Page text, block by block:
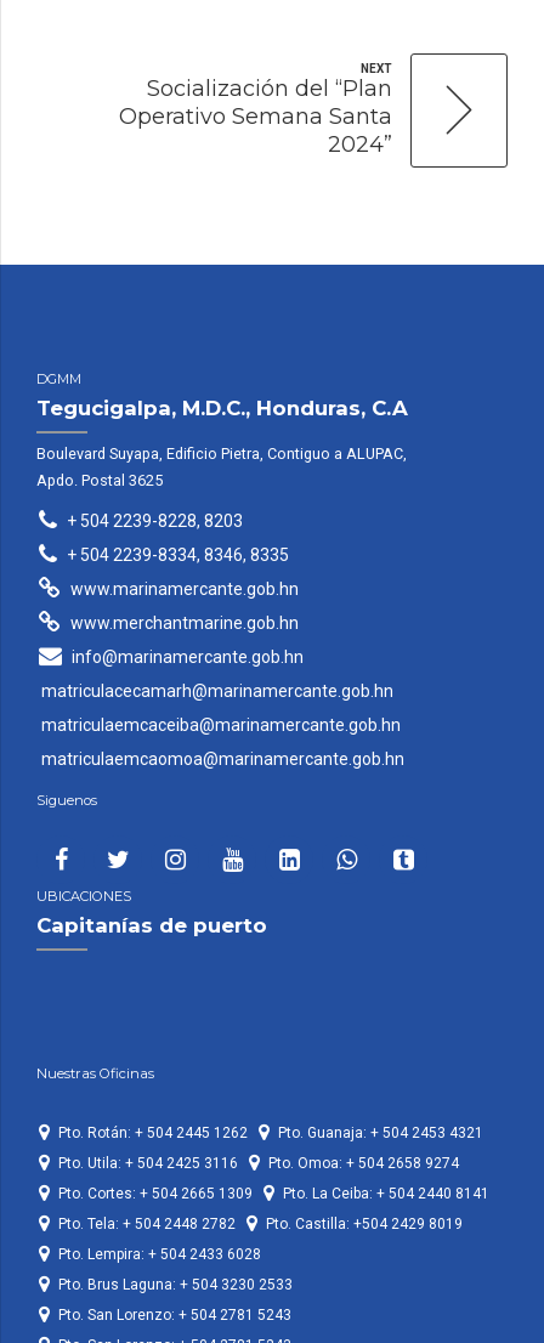
NEXT
Socialización del “Plan
Operativo Semana Santa
2024”
DGMM
Tegucigalpa, M.D.C., Honduras, C.A
Boulevard Suyapa, Edificio Pietra, Contiguo a ALUPAC,
Apdo. Postal 3625
+ 504 2239-8228, 8203
+ 504 2239-8334, 8346, 8335
www.marinamercante.gob.hn
www.merchantmarine.gob.hn
info@marinamercante.gob.hn
matriculacecamarh@marinamercante.gob.hn
matriculaemcaceiba@marinamercante.gob.hn
matriculaemcaomoa@marinamercante.gob.hn
Siguenos
UBICACIONES
Capitanías de puerto
Nuestras Oficinas
Pto. Rotán: + 504 2445 1262
Pto. Guanaja: + 504 2453 4321
Pto. Utila: + 504 2425 3116
Pto. Omoa: + 504 2658 9274
Pto. Cortes: + 504 2665 1309
Pto. La Ceiba: + 504 2440 8141
Pto. Tela: + 504 2448 2782
Pto. Castilla: +504 2429 8019
Pto. Lempira: + 504 2433 6028
Pto. Brus Laguna: + 504 3230 2533
Pto. San Lorenzo: + 504 2781 5243